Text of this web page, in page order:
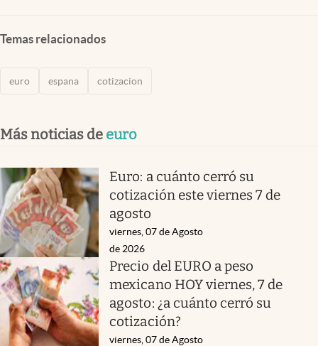
Temas relacionados
euro espana cotizacion
Más noticias de euro
Euro: a cuánto cerró su
cotización este viernes 7 de
agosto
viernes, 07 de Agosto
de 2026
Precio del EURO a peso
mexicano HOY viernes, 7 de
agosto: ¿a cuánto cerró su
cotización?
viernes, 07 de Agosto